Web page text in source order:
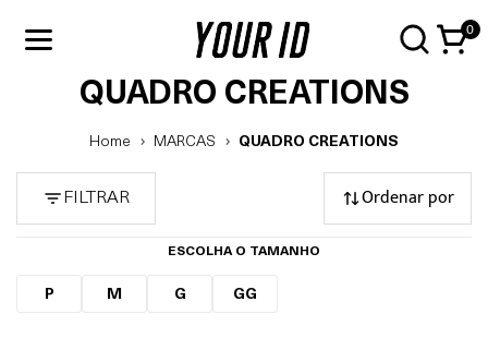
0
QUADRO CREATIONS
Home MARCAS QUADRO CREATIONS
FILTRAR Ordenar por
ESCOLHA O TAMANHO
P M G GG